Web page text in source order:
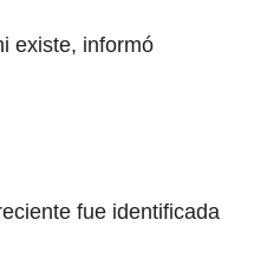
existe, informó
fue identificada